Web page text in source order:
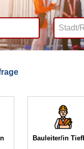
Bauleiter/in